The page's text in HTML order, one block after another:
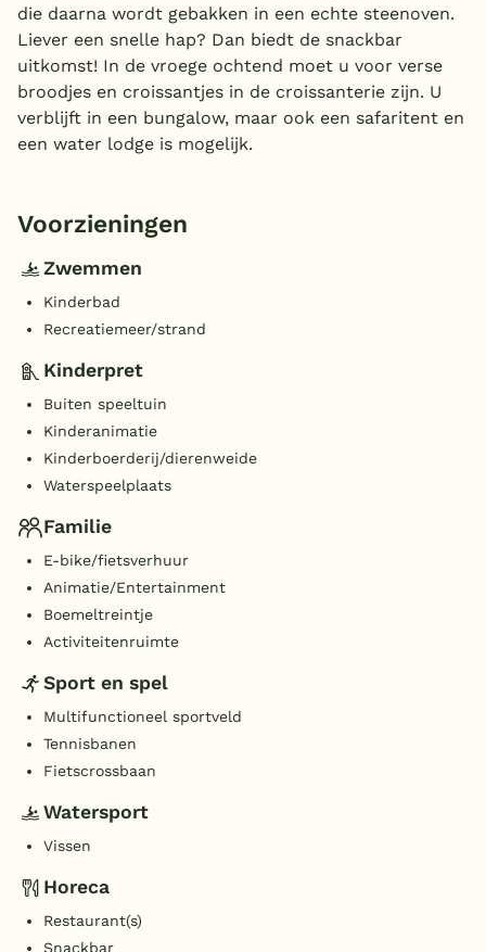
die daarna wordt gebakken in een echte steenoven.
Liever een snelle hap? Dan biedt de snackbar
uitkomst! In de vroege ochtend moet u voor verse
broodjes en croissantjes in de croissanterie zijn. U
verblijft in een bungalow, maar ook een safaritent en
een water lodge is mogelijk.
Voorzieningen
Zwemmen
Kinderbad
Recreatiemeer/strand
Kinderpret
Buiten speeltuin
Kinderanimatie
Kinderboerderij/dierenweide
Waterspeelplaats
Familie
E-bike/fietsverhuur
Animatie/Entertainment
Boemeltreintje
Activiteitenruimte
Sport en spel
Multifunctioneel sportveld
Tennisbanen
Fietscrossbaan
Watersport
Vissen
Horeca
Restaurant(s)
Snackbar